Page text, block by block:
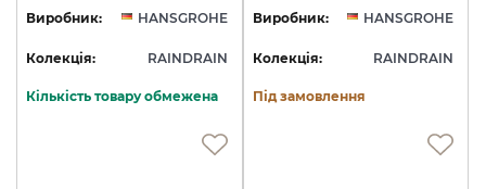
Виробник: HANSGROHE
Колекція: RAINDRAIN
Кількість товару обмежена
Виробник: HANSGROHE
Колекція: RAINDRAIN
Під замовлення